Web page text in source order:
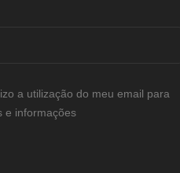
a utilização do meu email para
e informações